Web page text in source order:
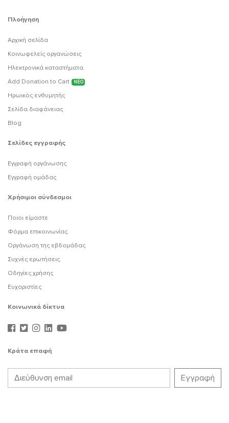
Πλοήγηση
Αρχική σελίδα
Κοινωφελείς οργανώσεις
Ηλεκτρονικά καταστήματα
Add Donation to Cart
ΝΕΟ
Ηρωικός ενθυμητής
Σελίδα διαφάνειας
Blog
Σελίδες εγγραφής
Εγγραφή οργάνωσης
Εγγραφή ομάδας
Χρήσιμοι σύνδεσμοι
Ποιοι είμαστε
Φόρμα επικοινωνίας
Οργάνωση της εβδομάδας
Συχνές ερωτήσεις
Οδηγίες χρήσης
Ευχαριστίες
Κοινωνικά δίκτυα
Κράτα επαφή